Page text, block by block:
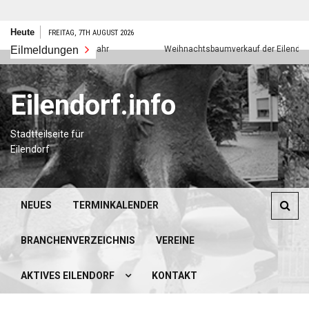
Zum
springen
Heute FREITAG, 7TH AUGUST 2026
Eilmeldungen
Frohes neues Jahr Weihnachtsbaumverkauf der Eilendorfer
Eilendorf.info
Stadtteilseite für
Eilendorf
NEUES TERMINKALENDER
BRANCHENVERZEICHNIS VEREINE
AKTIVES EILENDORF KONTAKT